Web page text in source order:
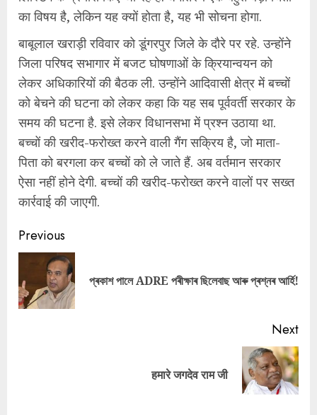
का विषय है, लेकिन यह क्यों होता है, यह भी सोचना होगा.
बाबूलाल खराड़ी रविवार को डूंगरपुर जिले के दौरे पर रहे. उन्होंने
जिला परिषद सभागार में बजट घोषणाओं के क्रियान्वयन को
लेकर अधिकारियों की बैठक ली. उन्होंने आदिवासी क्षेत्र में बच्चों
को बेचने की घटना को लेकर कहा कि यह सब पूर्ववर्ती सरकार के
समय की घटना है. इसे लेकर विधानसभा में प्रश्न उठाया था.
बच्चों की खरीद-फरोख्त करने वाली गैंग सक्रिय है, जो माता-
पिता को बरगला कर बच्चों को ले जाते हैं. अब वर्तमान सरकार
ऐसा नहीं होने देगी. बच्चों की खरीद-फरोख्त करने वालों पर सख्त
कार्रवाई की जाएगी.
Continue
Reading
Previous
প্ৰকাশ পালে ADRE পৰীক্ষাৰ ছিলেবাছ আৰু প্ৰশ্নৰ আৰ্হি!
Next
हमारे जगदेव राम जी